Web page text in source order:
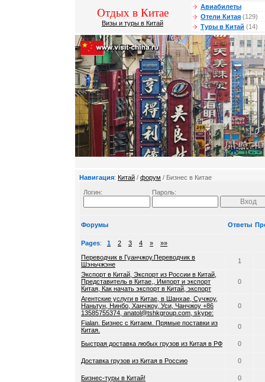
Отдых в Китае
Визы и туры в Китай
Авиабилеты
Отели Китая (129)
Туры в Китай (14)
Навигация: Китай / форум / Бизнес в Китае
Логин: Пароль:
Форумы Ответы
Pages: 1 2 3 4 »
»»
Переводчик в Гуанчжоу.Переводчик в
Шэньчжэне
1
Экспорт в Китай, Экспорт из России в Китай,
Представитель в Китае,, Импорт и экспорт
Китая, Как начать экспорт в Китай, экспорт
0
Агентские услуги в Китае, в Шанхае, Сучжоу,
Наньтун, Нинбо, Ханчжоу, Уси, Чанчжоу +86
13585755374, anatol@tshkgroup.com, skype:
0
Fialan. Бизнес с Китаем. Прямые поставки из
Китая.
0
Быстрая доставка любых грузов из Китая в РФ 0
Доставка грузов из Китая в Россию 0
Бизнес-туры в Китай! 0